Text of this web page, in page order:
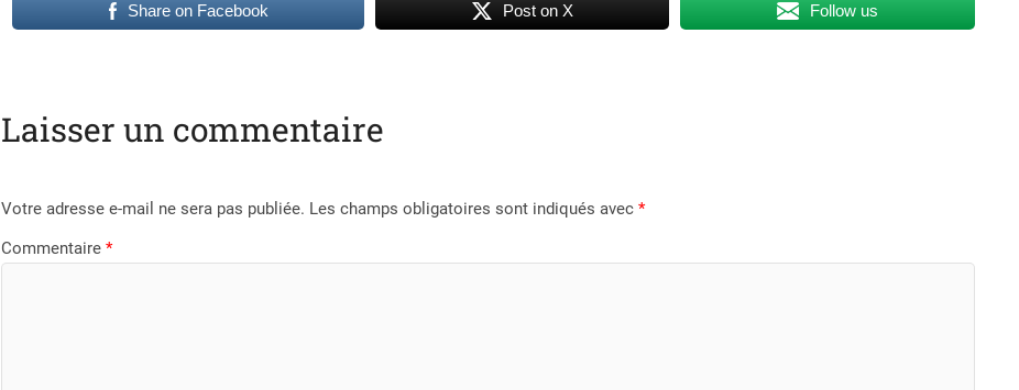
Share on Facebook Post on X Follow us
Laisser un commentaire
Votre adresse e-mail ne sera pas publiée. Les champs obligatoires sont indiqués avec*
Commentaire*